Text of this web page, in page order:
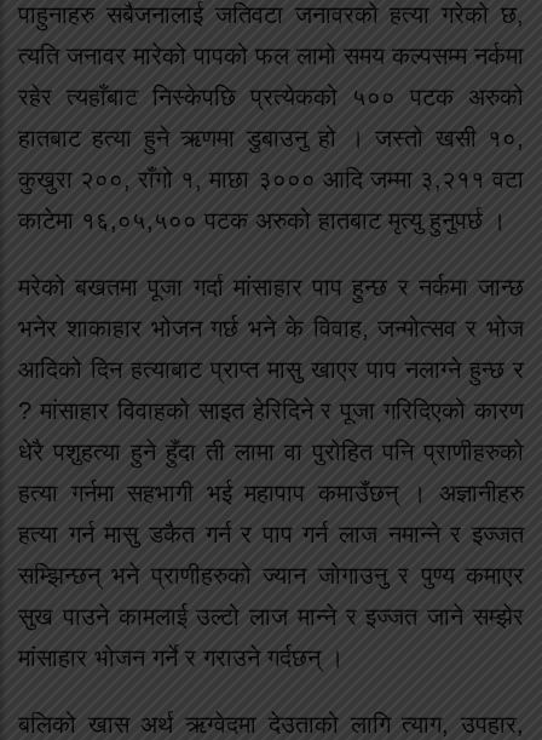
पाहुनाहरु सबैजनालाई जतिवटा जनावरको हत्या गरेको छ,
त्यति जनावर मारेको पापको फल लामो समय कल्पसम्म नर्कमा
रहेर त्यहाँबाट निस्केपछि प्रत्येकको ५०० पटक अरुको
हातबाट हत्या हुने ऋणमा डुबाउनु हो । जस्तो खसी १०,
कुखुरा २००, राँगो १, माछा ३००० आदि जम्मा ३,२११ वटा
काटेमा १६,०५,५०० पटक अरुको हातबाट मृत्यु हुनुपर्छ ।
मरेको बखतमा पूजा गर्दा मांसाहार पाप हुन्छ र नर्कमा जान्छ
भनेर शाकाहार भोजन गर्छ भने के विवाह, जन्मोत्सव र भोज
आदिको दिन हत्याबाट प्राप्त मासु खाएर पाप नलाग्ने हुन्छ र
? मांसाहार विवाहको साइत हेरिदिने र पूजा गरिदिएको कारण
धेरै पशुहत्या हुने हुँदा ती लामा वा पुरोहित पनि प्राणीहरुको
हत्या गर्नमा सहभागी भई महापाप कमाउँछन् । अज्ञानीहरु
हत्या गर्न मासु डकैत गर्न र पाप गर्न लाज नमान्ने र इज्जत
सम्झिन्छन् भने प्राणीहरुको ज्यान जोगाउनु र पुण्य कमाएर
सुख पाउने कामलाई उल्टो लाज मान्ने र इज्जत जाने सम्झेर
मांसाहार भोजन गर्ने र गराउने गर्दछन् ।
बलिको खास अर्थ ऋग्वेदमा देउताको लागि त्याग, उपहार,